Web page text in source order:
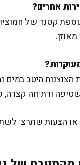
קטנה של
ורתיחה קצרה,
או הצעות שתרצו